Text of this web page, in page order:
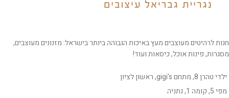
חנות לרהיטים מעוצבים מעץ באיכות הגבוהה ביותר בישראל: מזנונים מעוצבים,
מסגרות, פינות אוכל, כיסאות ועוד!
ילדי טהרן 8, מתחם gigi's, ראשון לציון
מפי 5, קומה 1, נתניה